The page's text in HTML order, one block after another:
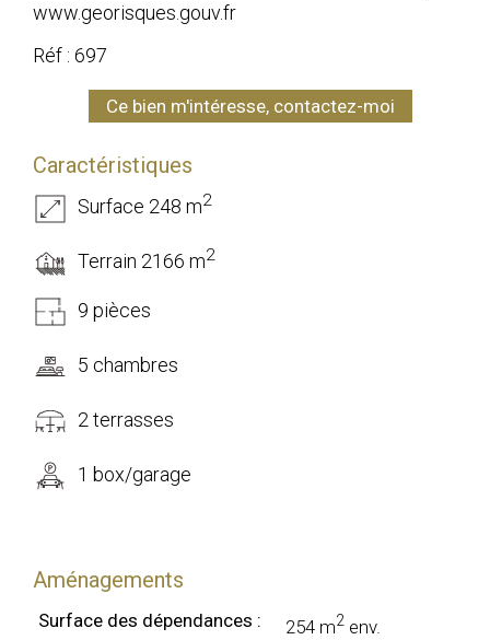
www.georisques.gouv.fr
Réf : 697
Ce bien m'intéresse, contactez-moi
Caractéristiques
Surface 248 m2
Terrain 2166 m2
9 pièces
5 chambres
2 terrasses
1 box/garage
Aménagements
Surface des dépendances : 254 m2 env.